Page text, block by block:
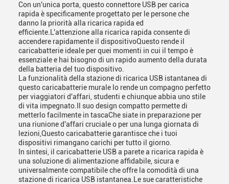
Con un'unica porta, questo connettore USB per carica
rapida è specificamente progettato per le persone che
danno la priorità alla ricarica rapida ed
efficiente.L'attenzione alla ricarica rapida consente di
accendere rapidamente il dispositivoQuesto rende il
caricabatterie ideale per quei momenti in cui il tempo è
essenziale e hai bisogno di un rapido aumento della durata
della batteria del tuo dispositivo.
La funzionalità della stazione di ricarica USB istantanea di
questo caricabatterie murale lo rende un compagno perfetto
per viaggiatori d'affari, studenti e chiunque abbia uno stile
di vita impegnato.Il suo design compatto permette di
metterlo facilmente in tascaChe siate in preparazione per
una riunione d'affari cruciale o per una lunga giornata di
lezioni,Questo caricabatterie garantisce che i tuoi
dispositivi rimangano carichi per tutto il giorno.
In sintesi, il caricabatterie USB a parete a ricarica rapida è
una soluzione di alimentazione affidabile, sicura e
universalmente compatibile che offre la comodità di una
stazione di ricarica USB istantanea.Le sue caratteristiche